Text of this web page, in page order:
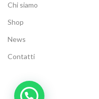
Chi siamo
Shop
News
Contatti